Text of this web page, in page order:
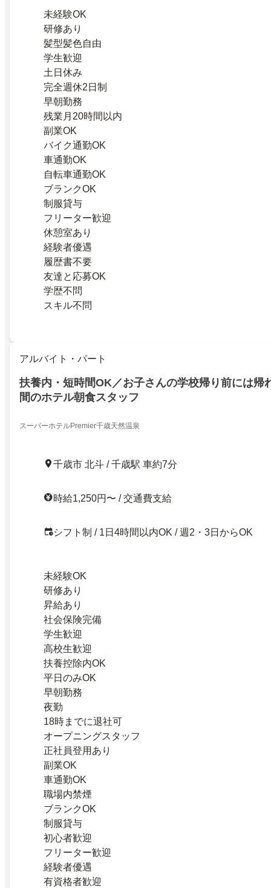
未経験OK
研修あり
髪型髪色自由
学生歓迎
土日休み
完全週休2日制
早朝勤務
残業月20時間以内
副業OK
バイク通勤OK
車通勤OK
自転車通勤OK
ブランクOK
制服貸与
フリーター歓迎
休憩室あり
経験者優遇
履歴書不要
友達と応募OK
学歴不問
スキル不問
アルバイト・パート
扶養内・短時間OK／お子さんの学校帰り前には帰
間のホテル朝食スタッフ
スーパーホテルPremier千歳天然温泉
千歳市 北斗 / 千歳駅 車約7分
時給1,250円〜 / 交通費支給
シフト制 / 1日4時間以内OK / 週2・3日からOK
未経験OK
研修あり
昇給あり
社会保険完備
学生歓迎
高校生歓迎
扶養控除内OK
平日のみOK
早朝勤務
夜勤
18時までに退社可
オープニングスタッフ
正社員登用あり
副業OK
車通勤OK
職場内禁煙
ブランクOK
制服貸与
初心者歓迎
フリーター歓迎
経験者優遇
有資格者歓迎